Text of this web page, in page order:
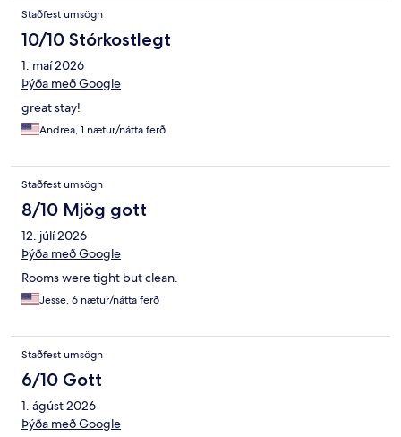
Staðfest umsögn
10/10 Stórkostlegt
1. maí 2026
Þýða með Google
great stay!
Andrea, 1 nætur/nátta ferð
Staðfest umsögn
8/10 Mjög gott
12. júlí 2026
Þýða með Google
Rooms were tight but clean.
Jesse, 6 nætur/nátta ferð
Staðfest umsögn
6/10 Gott
1. ágúst 2026
Þýða með Google